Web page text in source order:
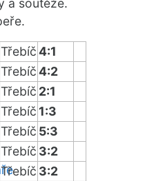
a soutěže.
Třebíč4:1
Třebíč4:2
Třebíč 2:1
Třebíč 1:3
Třebíč 5:3
Třebíč 3:2
Třebíč 3:2